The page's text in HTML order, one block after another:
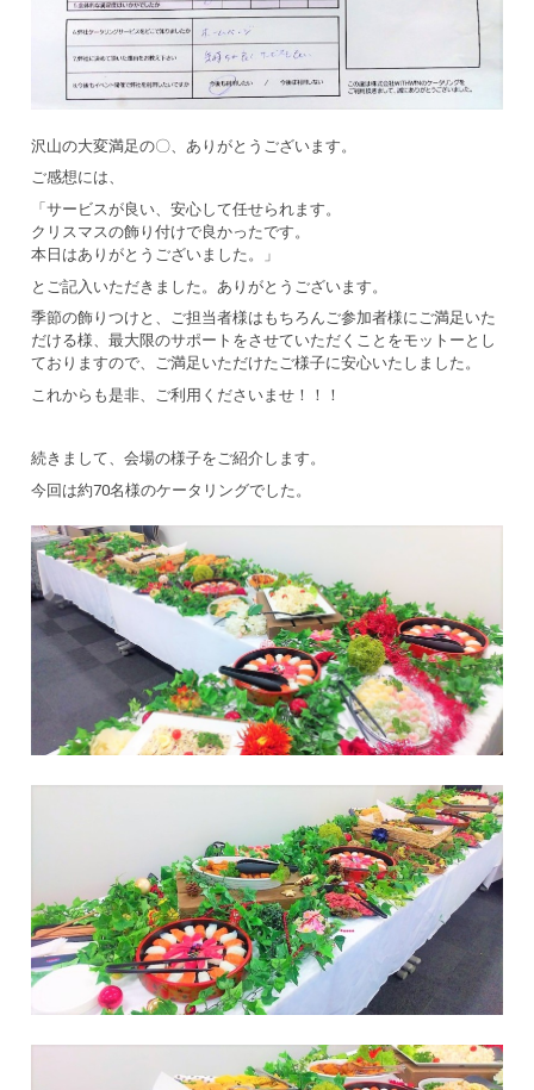
沢山の大変満足の〇、ありがとうございます。
ご感想には、
「サービスが良い、安心して任せられます。
クリスマスの飾り付けで良かったです。
本日はありがとうございました。」
とご記入いただきました。ありがとうございます。
季節の飾りつけと、ご担当者様はもちろんご参加者様にご満足いた
だける様、最大限のサポートをさせていただくことをモットーとし
ておりますので、ご満足いただけたご様子に安心いたしました。
これからも是非、ご利用くださいませ！！！
続きまして、会場の様子をご紹介します。
今回は約70名様のケータリングでした。